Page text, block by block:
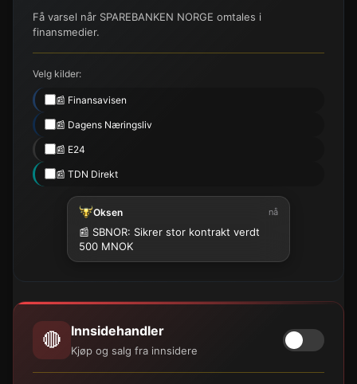
Få varsel når SPAREBANKEN NORGE omtales i
finansmedier.
Velg kilder:
📰 Finansavisen
📰 Dagens Næringsliv
📰 E24
📰 TDN Direkt
Oksen nå
📰 SBNOR: Sikrer stor kontrakt verdt
500 MNOK
🔴 Innsidehandler
Kjøp og salg fra innsidere